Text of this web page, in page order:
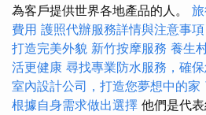
為客戶提供世界各地產品的人。
費用 護照代辦服務詳情與注意事項
打造完美外貌 新竹按摩服務 養生
活更健康 尋找專業防水服務，確
室內設計公司，打造您夢想中的家
根據自身需求做出選擇 他們是代